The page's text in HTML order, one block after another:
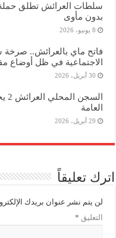
سلطات العرائش تطلق حملة
بدون مأوى
8 يونيو، 2026
فاتح ماي بالعرائش.. صرخة
الاجتماعية في ظل أوضاع
30 أبريل، 2026
العامة
29 أبريل، 2026
اترك تعليقاً
لن يتم نشر عنوان بريدك
التعليق *